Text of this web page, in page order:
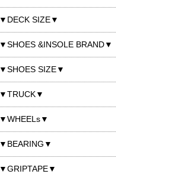
▼DECK SIZE▼
▼SHOES &INSOLE BRAND▼
▼SHOES SIZE▼
▼TRUCK▼
▼WHEELs▼
▼BEARING▼
▼GRIPTAPE▼